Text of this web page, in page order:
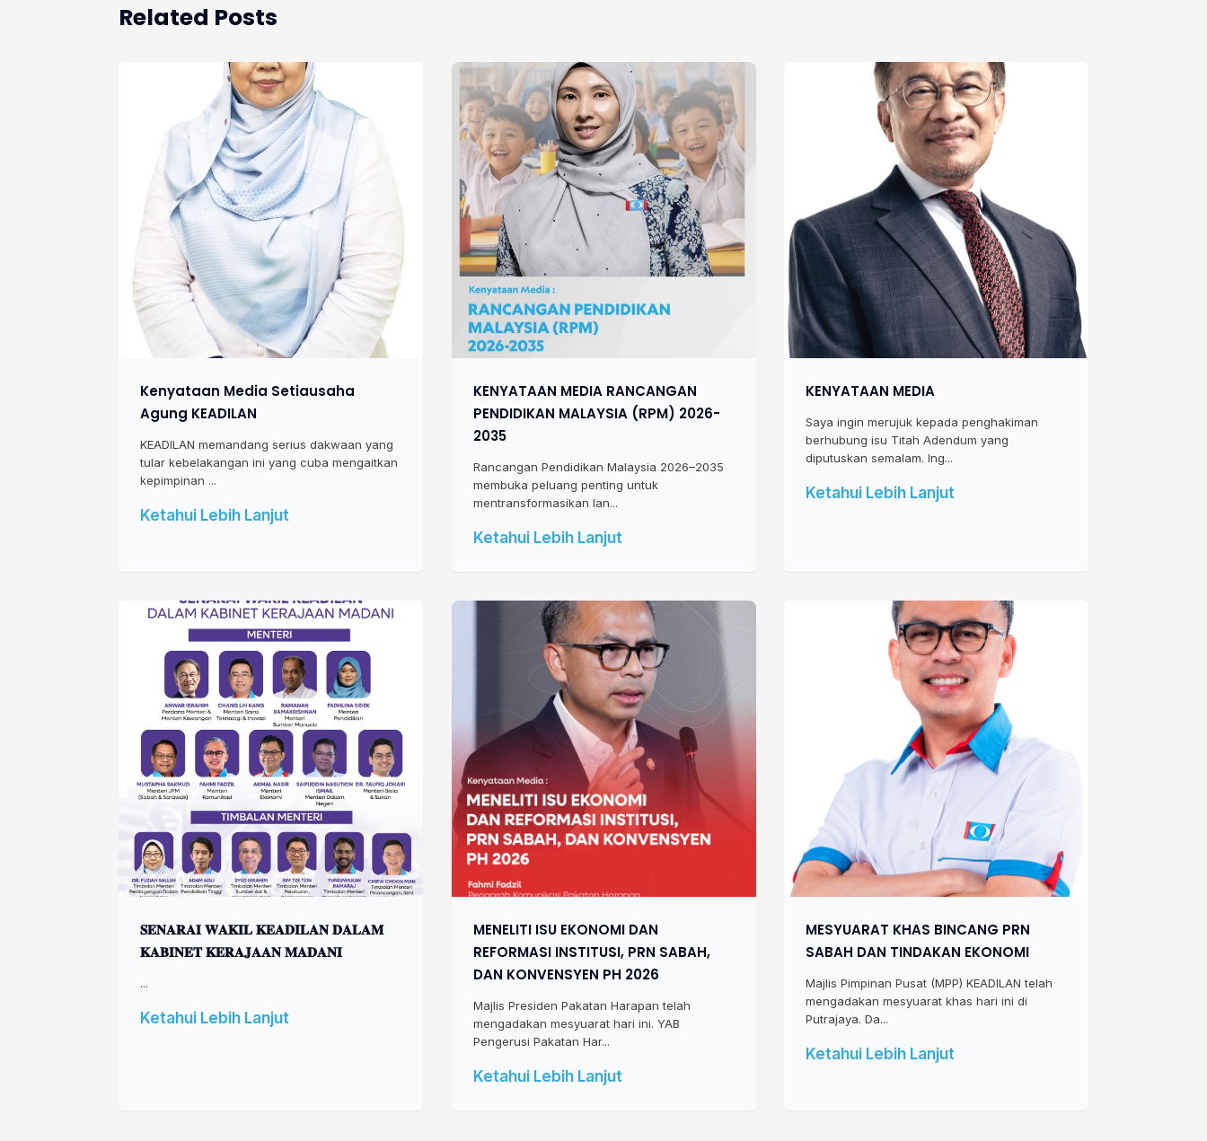
Related Posts
Kenyataan Media Setiausaha
Agung KEADILAN
KEADILAN memandang serius dakwaan yang
tular kebelakangan ini yang cuba mengaitkan
kepimpinan ...
Ketahui Lebih Lanjut
KENYATAAN MEDIA RANCANGAN
PENDIDIKAN MALAYSIA (RPM) 2026-
2035
Rancangan Pendidikan Malaysia 2026–2035
membuka peluang penting untuk
mentransformasikan lan...
Ketahui Lebih Lanjut
KENYATAAN MEDIA
Saya ingin merujuk kepada penghakiman
berhubung isu Titah Adendum yang
diputuskan semalam. Ing...
Ketahui Lebih Lanjut
𝐒𝐄𝐍𝐀𝐑𝐀𝐈 𝐖𝐀𝐊𝐈𝐋 𝐊𝐄𝐀𝐃𝐈𝐋𝐀𝐍 𝐃𝐀𝐋𝐀𝐌
𝐊𝐀𝐁𝐈𝐍𝐄𝐓 𝐊𝐄𝐑𝐀𝐉𝐀𝐀𝐍 𝐌𝐀𝐃𝐀𝐍𝐈
...
Ketahui Lebih Lanjut
MENELITI ISU EKONOMI DAN
REFORMASI INSTITUSI, PRN SABAH,
DAN KONVENSYEN PH 2026
Majlis Presiden Pakatan Harapan telah
mengadakan mesyuarat hari ini. YAB
Pengerusi Pakatan Har...
Ketahui Lebih Lanjut
MESYUARAT KHAS BINCANG PRN
SABAH DAN TINDAKAN EKONOMI
Majlis Pimpinan Pusat (MPP) KEADILAN telah
mengadakan mesyuarat khas hari ini di
Putrajaya. Da...
Ketahui Lebih Lanjut